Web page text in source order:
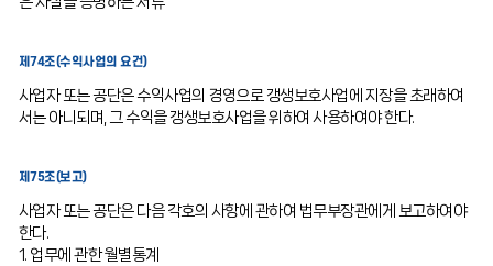
제74조(수익사업의 요건)
사업자 또는 공단은 수익사업의 경영으로 갱생보호사업에 지장을 초래하여
서는 아니되며, 그 수익을 갱생보호사업을 위하여 사용하여야 한다.
제75조(보고)
사업자 또는 공단은 다음 각호의 사항에 관하여 법무부장관에게 보고하여야
한다.
1. 업무에 관한 월별통계